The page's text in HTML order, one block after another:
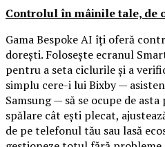
Controlul în mâinile tale, de
Gama Bespoke AI îți oferă
dorești. Folosește ecranul
pentru a seta ciclurile și a
simplu cere-i lui Bixby —
Samsung — să se ocupe de
spălare cât ești plecat,
de pe telefonul tău sau lasă